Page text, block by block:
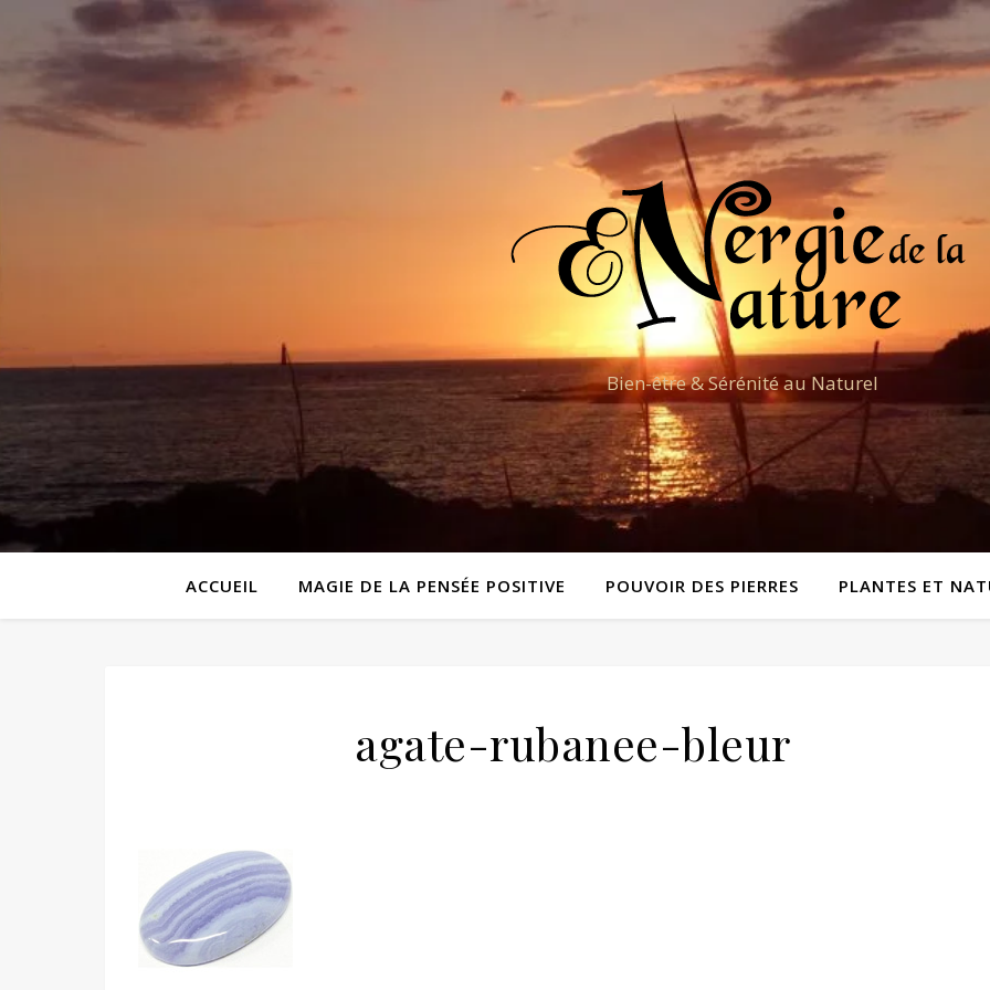
Bien-être & Sérénité au Naturel
ACCUEIL MAGIE DE LA PENSÉE POSITIVE POUVOIR DES PIERRES PLANTES ET
agate-rubanee-bleur